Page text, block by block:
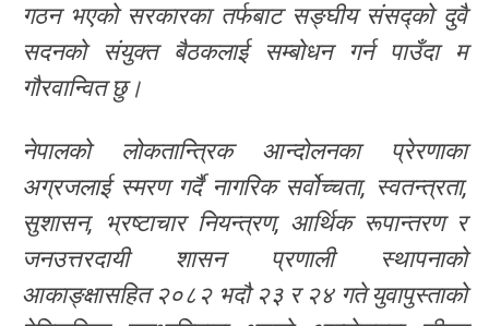
गठन भएको सरकारका तर्फबाट सङ्घीय संसद्को दुवै
सदनको संयुक्त बैठकलाई सम्बोधन गर्न पाउँदा म
गौरवान्वित छु।
नेपालको लोकतान्त्रिक आन्दोलनका प्रेरणाका
अग्रजलाई स्मरण गर्दै नागरिक सर्वोच्चता, स्वतन्त्रता,
सुशासन, भ्रष्टाचार नियन्त्रण, आर्थिक रूपान्तरण र
जनउत्तरदायी शासन प्रणाली स्थापनाको
आकाङ्क्षासहित २०८२ भदौ २३ र २४ गते युवापुस्ताको